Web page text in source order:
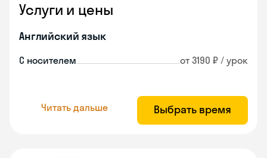
Услуги и цены
Английский язык
С носителем от 3190 ₽ / урок
Читать дальше Выбрать время